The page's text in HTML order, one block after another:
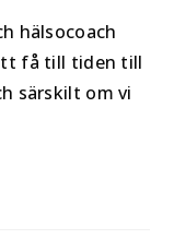
hälsocoach
få till tiden till
särskilt om vi